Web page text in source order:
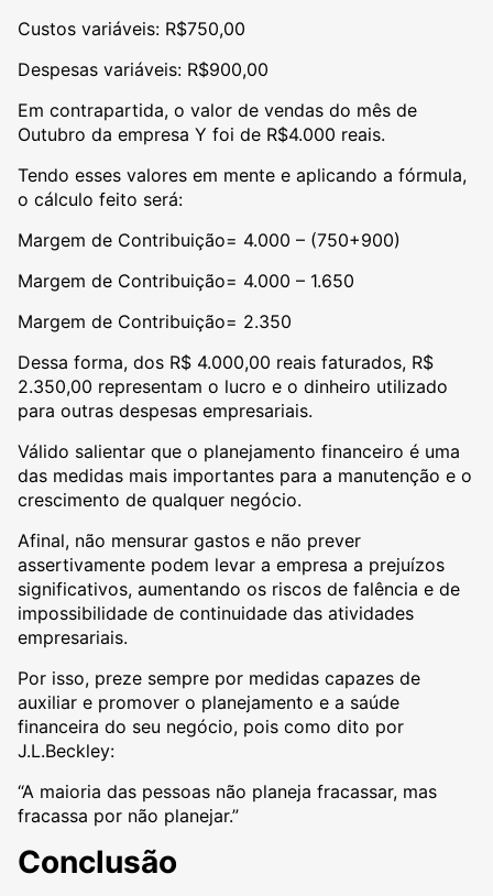
Custos variáveis: R$750,00
Despesas variáveis: R$900,00
Em contrapartida, o valor de vendas do mês de
Outubro da empresa Y foi de R$4.000 reais.
Tendo esses valores em mente e aplicando a fórmula,
o cálculo feito será:
Margem de Contribuição= 4.000 – (750+900)
Margem de Contribuição= 4.000 – 1.650
Margem de Contribuição= 2.350
Dessa forma, dos R$ 4.000,00 reais faturados, R$
2.350,00 representam o lucro e o dinheiro utilizado
para outras despesas empresariais.
Válido salientar que o planejamento financeiro é uma
das medidas mais importantes para a manutenção e o
crescimento de qualquer negócio.
Afinal, não mensurar gastos e não prever
assertivamente podem levar a empresa a prejuízos
significativos, aumentando os riscos de falência e de
impossibilidade de continuidade das atividades
empresariais.
Por isso, preze sempre por medidas capazes de
auxiliar e promover o planejamento e a saúde
financeira do seu negócio, pois como dito por
J.L.Beckley:
“A maioria das pessoas não planeja fracassar, mas
fracassa por não planejar.”
Conclusão